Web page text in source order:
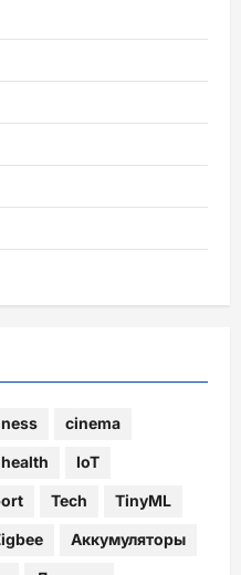
cinema
health IoT
Tech TinyML
Аккумуляторы